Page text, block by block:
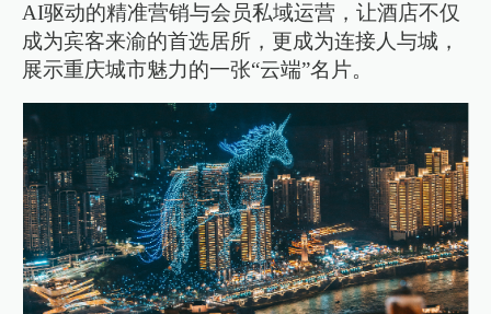
AI驱动的精准营销与会员私域运营，让酒店不仅
成为宾客来渝的首选居所，更成为连接人与城，
展示重庆城市魅力的一张“云端”名片。